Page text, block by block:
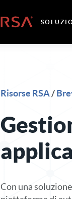
Casa
Risorse RSA/
Con una